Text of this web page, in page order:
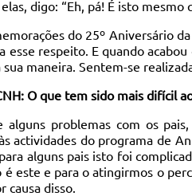
digo: “Eh, pá! É isto
do 25º Aniversário
esse respeito. E quando
sua maneira. Sentem-se
O que tem sido mais difícil
problemas com os
actividades do programa de
alguns pais isto foi
é este e para o atingirmos o
causa disso.